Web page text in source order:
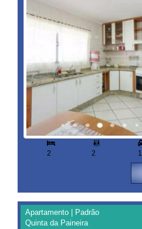
2

2 1
Apartamento | Padrão
Quinta da Paineira